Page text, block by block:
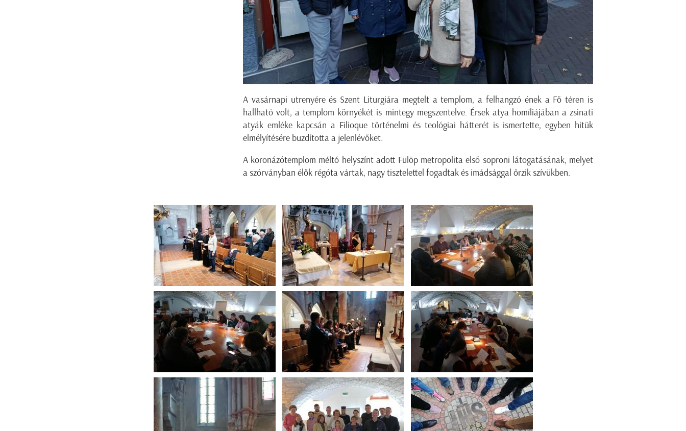
A vasárnapi utrenyére és Szent Liturgiára megtelt a templom, a felhangzó ének a Fő téren is
hallható volt, a templom környékét is mintegy megszentelve. Érsek atya homíliájában a zsinati
atyák emléke kapcsán a Filioque történelmi és teológiai hátterét is ismertette, egyben hitük
elmélyítésére buzdította a jelenlévőket.
A koronázótemplom méltó helyszínt adott Fülöp metropolita első soproni látogatásának, melyet
a szórványban élők régóta vártak, nagy tisztelettel fogadtak és imádsággal őrzik szívükben.